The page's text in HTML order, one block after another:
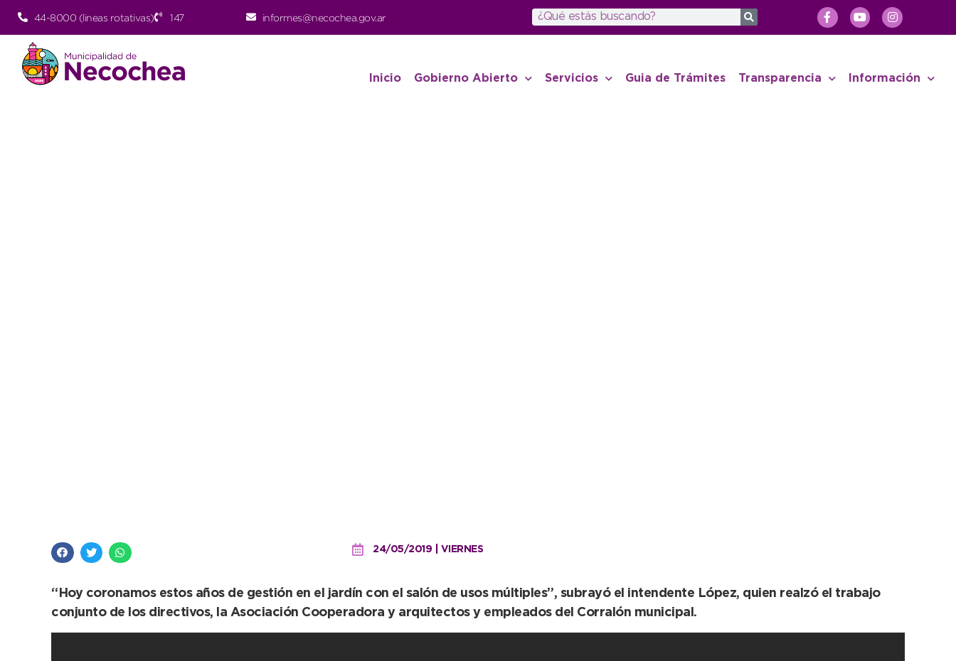
44-8000 (lineas rotativas) 147 informes@necochea.gov.ar
Inicio Gobierno Abierto Servicios Guia de Trámites Transparencia Información
24/05/2019 | VIERNES
“Hoy coronamos estos años de gestión en el jardín con el salón de usos múltiples”, subrayó el intendente López, quien realzó el trabajo
conjunto de los directivos, la Asociación Cooperadora y arquitectos y empleados del Corralón municipal.